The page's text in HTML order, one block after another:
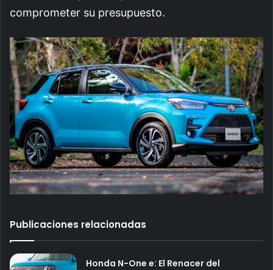
comprometer su presupuesto.
Publicaciones relacionadas
Honda N-One e: El Renacer del